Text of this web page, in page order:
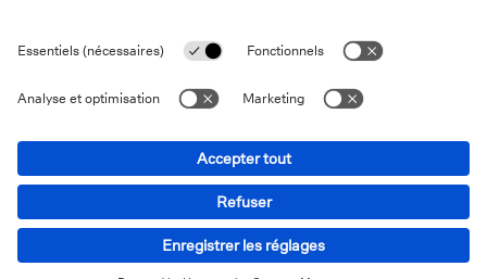
maximiser les rendements tout en évitant
marché et autres incertitudes.